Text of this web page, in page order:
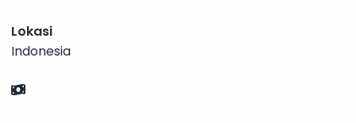
Lokasi
Indonesia